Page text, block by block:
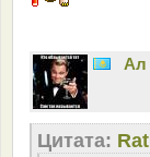
Ал
Цитата: